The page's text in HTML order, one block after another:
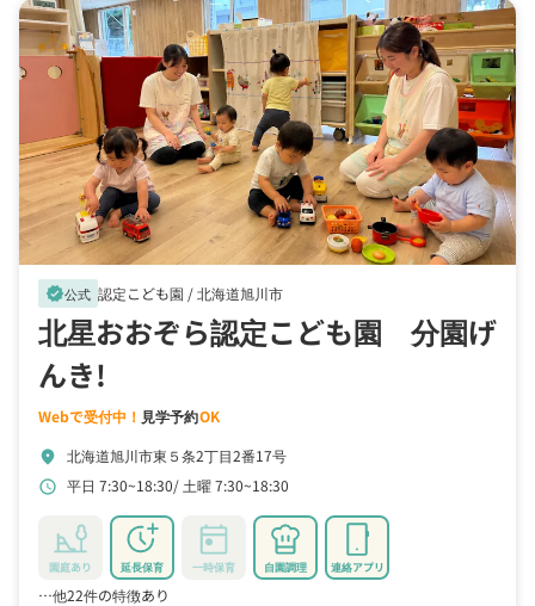
verified公式 認定こども園 /北海道旭川市
北星おおぞら認定こども園 分園げ
んき!
Webで受付中！ 見学予約OK
location_on 北海道旭川市東５条2丁目2番17号
schedule 平日 7:30~18:30 土曜 7:30~18:30
園庭あり 延長保育 一時保育 自園調理 連絡アプリ
…他22件の特徴あり